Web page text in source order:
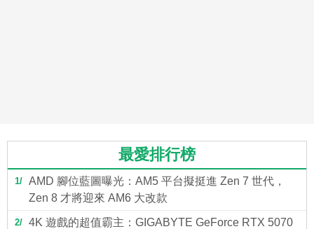
最愛排行榜
1
AMD 腳位藍圖曝光：AM5 平台擬挺進 Zen 7 世代，
Zen 8 才將迎來 AM6 大改款
2
4K 遊戲的超值霸主：GIGABYTE GeForce RTX 5070